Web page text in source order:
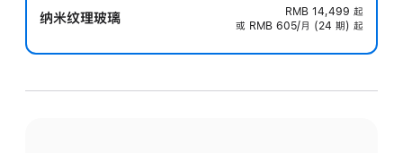
纳米纹理玻璃 RMB 14,499 起
或 RMB 605/月 (24 期) 起